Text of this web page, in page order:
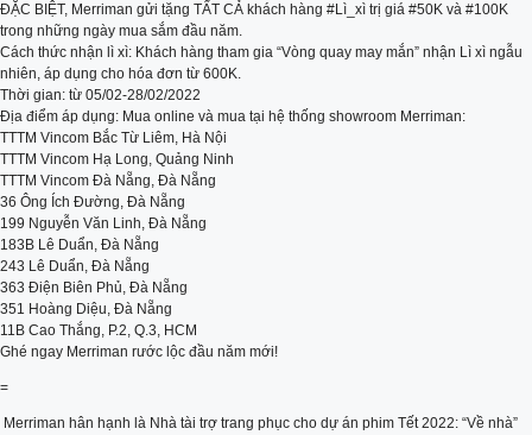
ĐẶC BIỆT, Merriman gửi tặng TẤT CẢ khách hàng #Lì_xì trị giá #50K và #100K
trong những ngày mua sắm đầu năm.
Cách thức nhận lì xì: Khách hàng tham gia “Vòng quay may mắn” nhận Lì xì ngẫu
nhiên, áp dụng cho hóa đơn từ 600K.
Thời gian: từ 05/02-28/02/2022
Địa điểm áp dụng: Mua online và mua tại hệ thống showroom Merriman:
TTTM Vincom Bắc Từ Liêm, Hà Nội
TTTM Vincom Hạ Long, Quảng Ninh
TTTM Vincom Đà Nẵng, Đà Nẵng
36 Ông Ích Đường, Đà Nẵng
199 Nguyễn Văn Linh, Đà Nẵng
183B Lê Duẩn, Đà Nẵng
243 Lê Duẩn, Đà Nẵng
363 Điện Biên Phủ, Đà Nẵng
351 Hoàng Diệu, Đà Nẵng
11B Cao Thắng, P.2, Q.3, HCM
Ghé ngay Merriman rước lộc đầu năm mới!
=
️ Merriman hân hạnh là Nhà tài trợ trang phục cho dự án phim Tết 2022: “Về nhà”